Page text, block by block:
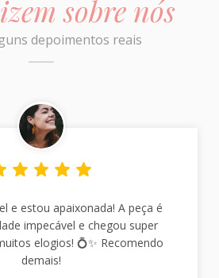
sobre nós
depoimentos reais
e estou apaixonada! A peça é
impecável e chegou super
elogios! 💍✨ Recomendo
demais!